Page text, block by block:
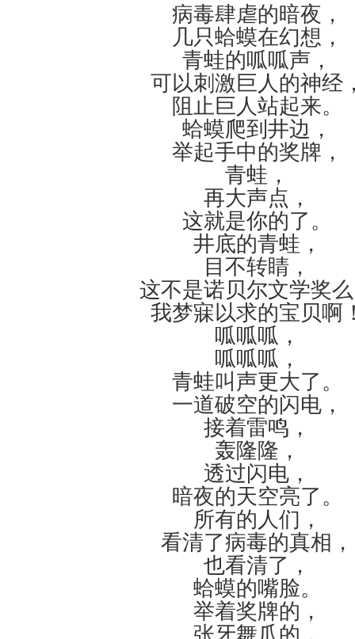
病毒肆虐的暗夜，
几只蛤蟆在幻想，
青蛙的呱呱声，
可以刺激巨人的神经
阻止巨人站起来。
蛤蟆爬到井边，
举起手中的奖牌，
青蛙，
再大声点，
这就是你的了。
井底的青蛙，
目不转睛，
这不是诺贝尔文学奖
我梦寐以求的宝贝啊
呱呱呱，
呱呱呱，
青蛙叫声更大了。
一道破空的闪电，
接着雷鸣，
轰隆隆，
透过闪电，
暗夜的天空亮了。
所有的人们，
看清了病毒的真相，
也看清了，
蛤蟆的嘴脸。
举着奖牌的，